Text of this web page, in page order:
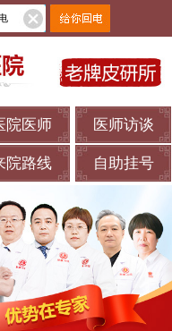
院医师 医师访谈
院路线 自助挂号